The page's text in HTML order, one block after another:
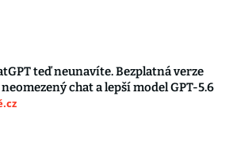
teď neunavíte. Bezplatná verze
chat a lepší model GPT-5.6